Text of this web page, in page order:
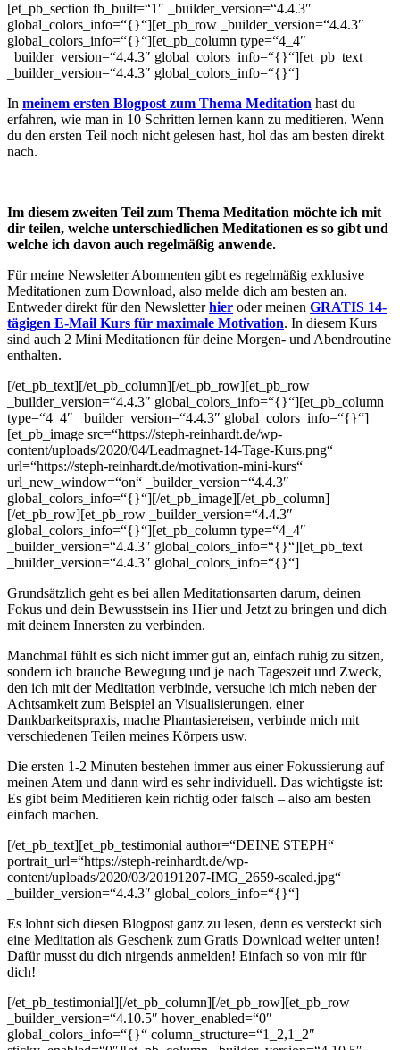
[et_pb_section fb_built=“1″ _builder_version=“4.4.3″
global_colors_info=“{}“][et_pb_row _builder_version=“4.4.3″
global_colors_info=“{}“][et_pb_column type=“4_4″
_builder_version=“4.4.3″ global_colors_info=“{}“][et_pb_text
_builder_version=“4.4.3″ global_colors_info=“{}“]
In meinem ersten Blogpost zum Thema Meditation hast du
erfahren, wie man in 10 Schritten lernen kann zu meditieren. Wenn
du den ersten Teil noch nicht gelesen hast, hol das am besten direkt
nach.
Im diesem zweiten Teil zum Thema Meditation möchte ich mit
dir teilen, welche unterschiedlichen Meditationen es so gibt und
welche ich davon auch regelmäßig anwende.
Für meine Newsletter Abonnenten gibt es regelmäßig exklusive
Meditationen zum Download, also melde dich am besten an.
Entweder direkt für den Newsletterhier oder meinen GRATIS 14-
tägigen E-Mail Kurs für maximale Motivation. In diesem Kurs
sind auch 2 Mini Meditationen für deine Morgen- und Abendroutine
enthalten.
[/et_pb_text][/et_pb_column][/et_pb_row][et_pb_row
_builder_version=“4.4.3″ global_colors_info=“{}“][et_pb_column
type=“4_4″ _builder_version=“4.4.3″ global_colors_info=“{}“]
[et_pb_image src=“https://steph-reinhardt.de/wp-
content/uploads/2020/04/Leadmagnet-14-Tage-Kurs.png“
url=“https://steph-reinhardt.de/motivation-mini-kurs“
url_new_window=“on“ _builder_version=“4.4.3″
global_colors_info=“{}“][/et_pb_image][/et_pb_column]
[/et_pb_row][et_pb_row _builder_version=“4.4.3″
global_colors_info=“{}“][et_pb_column type=“4_4″
_builder_version=“4.4.3″ global_colors_info=“{}“][et_pb_text
_builder_version=“4.4.3″ global_colors_info=“{}“]
Grundsätzlich geht es bei allen Meditationsarten darum, deinen
Fokus und dein Bewusstsein ins Hier und Jetzt zu bringen und dich
mit deinem Innersten zu verbinden.
Manchmal fühlt es sich nicht immer gut an, einfach ruhig zu sitzen,
sondern ich brauche Bewegung und je nach Tageszeit und Zweck,
den ich mit der Meditation verbinde, versuche ich mich neben der
Achtsamkeit zum Beispiel an Visualisierungen, einer
Dankbarkeitspraxis, mache Phantasiereisen, verbinde mich mit
verschiedenen Teilen meines Körpers usw.
Die ersten 1-2 Minuten bestehen immer aus einer Fokussierung auf
meinen Atem und dann wird es sehr individuell. Das wichtigste ist:
Es gibt beim Meditieren kein richtig oder falsch – also am besten
einfach machen.
[/et_pb_text][et_pb_testimonial author=“DEINE STEPH“
portrait_url=“https://steph-reinhardt.de/wp-
content/uploads/2020/03/20191207-IMG_2659-scaled.jpg“
_builder_version=“4.4.3″ global_colors_info=“{}“]
Es lohnt sich diesen Blogpost ganz zu lesen, denn es versteckt sich
eine Meditation als Geschenk zum Gratis Download weiter unten!
Dafür musst du dich nirgends anmelden! Einfach so von mir für
dich!
[/et_pb_testimonial][/et_pb_column][/et_pb_row][et_pb_row
_builder_version=“4.10.5″ hover_enabled=“0″
global_colors_info=“{}“ column_structure=“1_2,1_2″